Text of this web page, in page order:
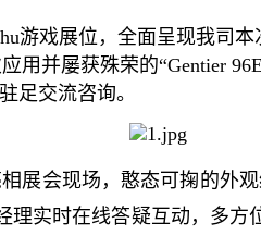
游戏展位，全面呈现我
并屡获殊荣的“Gentier
足交流咨询。
展会现场，憨态可掬的外
实时在线答疑互动，多